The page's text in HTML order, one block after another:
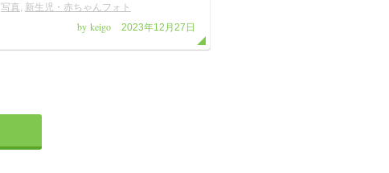
写真, 新生児・赤ちゃんフォト
by keigo 2023年12月27日